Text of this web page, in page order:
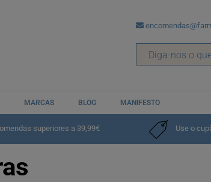
MARCAS BLOG MANIFESTO
superiores a 39,99€ Use o